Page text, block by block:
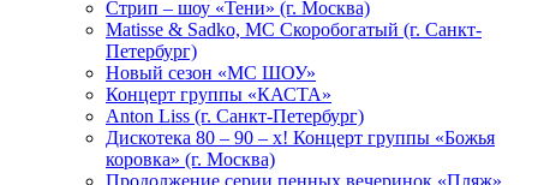
Стрип – шоу «Тени» (г. Москва)
Matissе & Sadko, MC Скоробогатый (г. Санкт-
Петербург)
Новый сезон «МС ШОУ»
Концерт группы «КАСТА»
Anton Liss (г. Санкт-Петербург)
Дискотека 80 – 90 – х! Концерт группы «Божья
коровка» (г. Москва)
Продолжение серии пенных вечеринок «Пляж»